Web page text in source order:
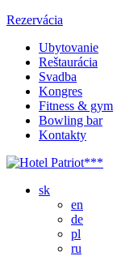
Rezervácia
Ubytovanie
Reštaurácia
Svadba
Kongres
Fitness & gym
Bowling bar
Kontakty
sk
en
de
pl
ru